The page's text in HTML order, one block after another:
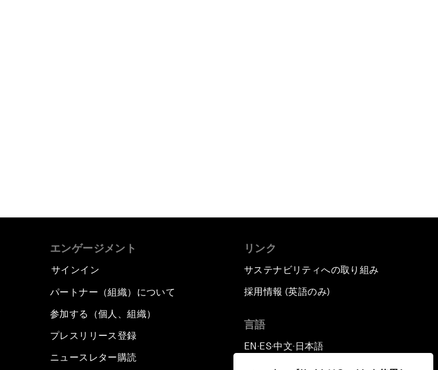
エンゲージメント
サインイン
パートナー（組織）について
参加する（個人、組織）
プレスリリース登録
ニュースレター購読
リンク
サステナビリティへの取り組み
採用情報 (英語のみ)
言語
EN ▪ ES▪中文▪ 日本語